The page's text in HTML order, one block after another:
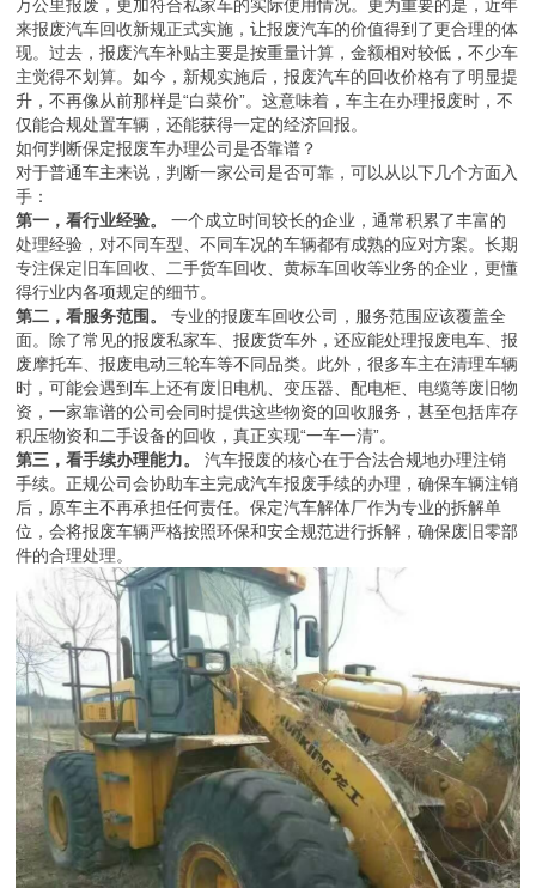
万公里报废，更加符合私家车的实际使用情况。更为重要的是，近年
来报废汽车回收新规正式实施，让报废汽车的价值得到了更合理的体
现。过去，报废汽车补贴主要是按重量计算，金额相对较低，不少车
主觉得不划算。如今，新规实施后，报废汽车的回收价格有了明显提
升，不再像从前那样是“白菜价”。这意味着，车主在办理报废时，不
仅能合规处置车辆，还能获得一定的经济回报。
如何判断保定报废车办理公司是否靠谱？
对于普通车主来说，判断一家公司是否可靠，可以从以下几个方面入
手：
第一，看行业经验。
一个成立时间较长的企业，通常积累了丰富的
处理经验，对不同车型、不同车况的车辆都有成熟的应对方案。长期
专注保定旧车回收、二手货车回收、黄标车回收等业务的企业，更懂
得行业内各项规定的细节。
第二，看服务范围。
专业的报废车回收公司，服务范围应该覆盖全
面。除了常见的报废私家车、报废货车外，还应能处理报废电车、报
废摩托车、报废电动三轮车等不同品类。此外，很多车主在清理车辆
时，可能会遇到车上还有废旧电机、变压器、配电柜、电缆等废旧物
资，一家靠谱的公司会同时提供这些物资的回收服务，甚至包括库存
积压物资和二手设备的回收，真正实现“一车一清”。
第三，看手续办理能力。
汽车报废的核心在于合法合规地办理注销
手续。正规公司会协助车主完成汽车报废手续的办理，确保车辆注销
后，原车主不再承担任何责任。保定汽车解体厂作为专业的拆解单
位，会将报废车辆严格按照环保和安全规范进行拆解，确保废旧零部
件的合理处理。